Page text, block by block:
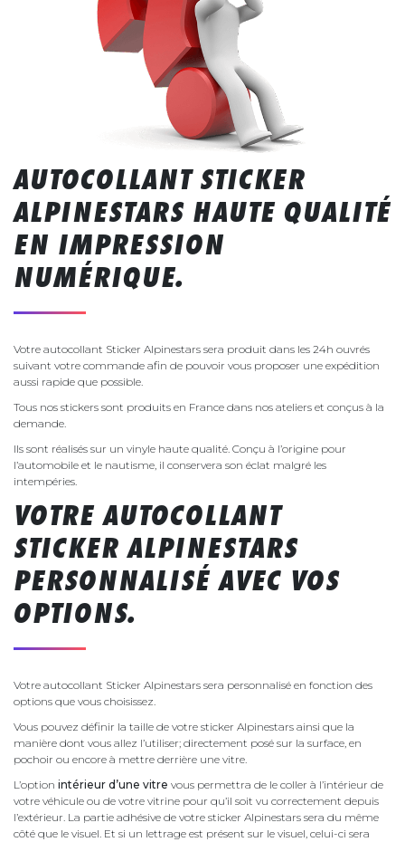
AUTOCOLLANT STICKER
ALPINESTARS HAUTE QUALITÉ
EN IMPRESSION
NUMÉRIQUE.
Votre autocollant Sticker Alpinestars sera produit dans les 24h ouvrés
suivant votre commande afin de pouvoir vous proposer une expédition
aussi rapide que possible.
Tous nos stickers sont produits en France dans nos ateliers et conçus à la
demande.
Ils sont réalisés sur un vinyle haute qualité. Conçu à l’origine pour
l’automobile et le nautisme, il conservera son éclat malgré les
intempéries.
VOTRE AUTOCOLLANT
STICKER ALPINESTARS
PERSONNALISÉ AVEC VOS
OPTIONS.
Votre autocollant Sticker Alpinestars sera personnalisé en fonction des
options que vous choisissez.
Vous pouvez définir la taille de votre sticker Alpinestars ainsi que la
manière dont vous allez l’utiliser; directement posé sur la surface, en
pochoir ou encore à mettre derrière une vitre.
L’option intérieur d’une vitre vous permettra de le coller à l’intérieur de
votre véhicule ou de votre vitrine pour qu’il soit vu correctement depuis
l’extérieur. La partie adhésive de votre sticker Alpinestars sera du même
côté que le visuel. Et si un lettrage est présent sur le visuel, celui-ci sera